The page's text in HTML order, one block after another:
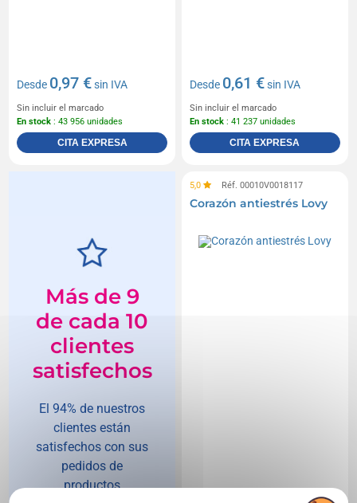
Desde 0,97 €sin IVA
Sin incluir el marcado
En stock : 43 956 unidades
CITA EXPRESA
Desde 0,61 €sin IVA
Sin incluir el marcado
En stock : 41 237 unidades
CITA EXPRESA
Más de 9
de cada 10
clientes
satisfechos
El 94% de nuestros
clientes están
satisfechos con sus
pedidos de
productos
5,0 Réf. 00010V0018117
Corazón antiestrés Lovy